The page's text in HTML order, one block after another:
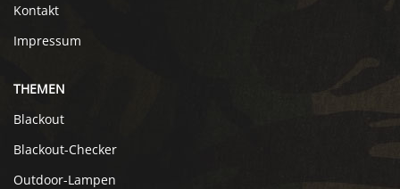
Kontakt
Impressum
THEMEN
Blackout
Blackout-Checker
Outdoor-Lampen